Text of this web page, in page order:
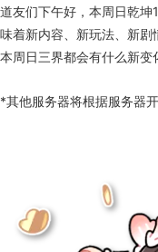
道友们下午好，本周日乾
味着新内容、新玩法、新
本周日三界都会有什么新变
*其他服务器将根据服务器